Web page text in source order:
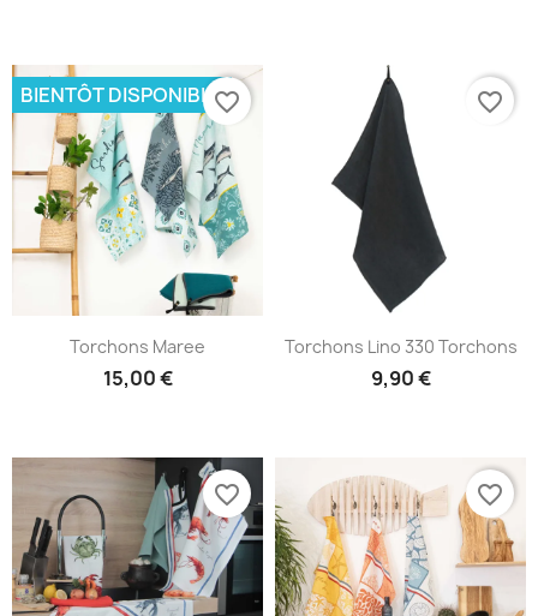
Torchons Maree
15,00 €
BIENTÔT DISPONIBLEfavorite_border
Torchons Lino 330 Torchons
9,90 €
favorite_border
favorite_border favorite_border